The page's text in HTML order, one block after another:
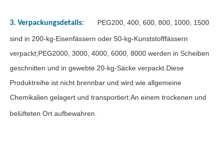
3. Verpackungsdetails: PEG200, 400, 600, 800, 1000, 1500
sind in 200-kg-Eisenfässern oder 50-kg-Kunststofffässern
verpackt;PEG2000, 3000, 4000, 6000, 8000 werden in Scheiben
geschnitten und in gewebte 20-kg-Säcke verpackt.Diese
Produktreihe ist nicht brennbar und wird wie allgemeine
Chemikalien gelagert und transportiert.An einem trockenen und
belüfteten Ort aufbewahren.